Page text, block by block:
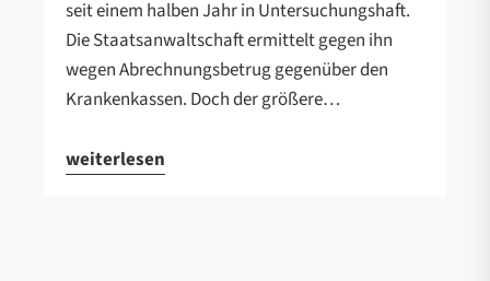
seit einem halben Jahr in Untersuchungshaft.
Die Staatsanwaltschaft ermittelt gegen ihn
wegen Abrechnungsbetrug gegenüber den
Krankenkassen. Doch der größere…
weiterlesen